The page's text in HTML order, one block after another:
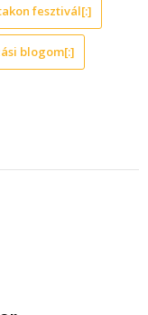
fesztivál[:]
blogom[:]